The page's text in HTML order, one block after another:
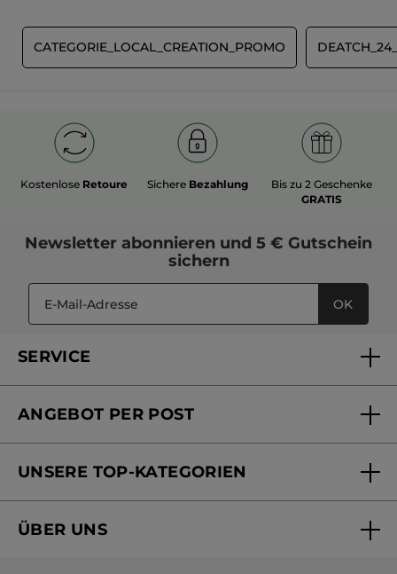
BEWERTUNG VERFASSEN
CATEGORIE_LOCAL_CREATION_PROMO
Kostenlose Retoure Sichere Bezahlung
Bis zu 2 Geschenke
GRATIS
Newsletter abonnieren und 5 € Gutschein
sichern
OK
SERVICE
Mein Konto
Online Preisliste
ANGEBOT PER POST
Versandhandel Preisliste
UNSERE TOP-KATEGORIEN
Black Friday Yves Rocher
ÜBER UNS